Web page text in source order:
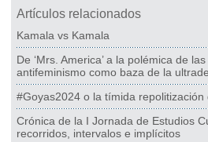
Artículos relacionados
Kamala vs Kamala
De ‘Mrs. America’ a la polémica de las
antifeminismo como baza de la
#Goyas2024 o la tímida repolitización
Crónica de la I Jornada de Estudios
recorridos, intervalos e implícitos